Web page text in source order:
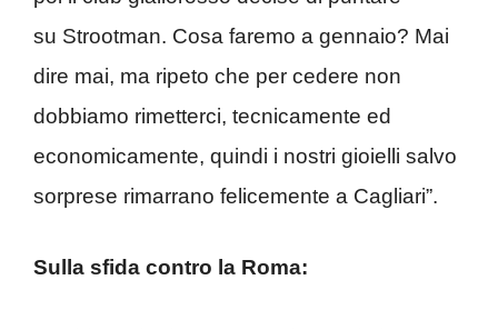
su Strootman. Cosa faremo a gennaio? Mai
dire mai, ma ripeto che per cedere non
dobbiamo rimetterci, tecnicamente ed
economicamente, quindi i nostri gioielli salvo
sorprese rimarrano felicemente a Cagliari”.
Sulla sfida contro la Roma: